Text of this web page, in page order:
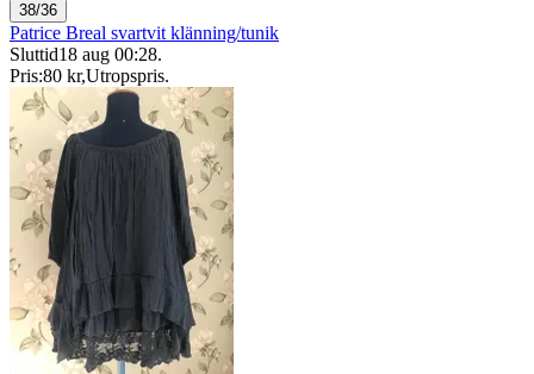
38/36
Patrice Breal svartvit klänning/tunik
Sluttid18 aug 00:28.
Pris:80 kr,Utropspris.